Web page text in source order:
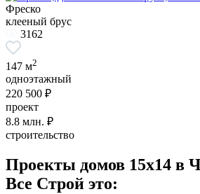
Фреско
клееный брус
3162
147 м2
одноэтажный
220 500 ₽
проект
8.8 млн. ₽
строительство
Проекты домов 15x14 в
Все Строй это: